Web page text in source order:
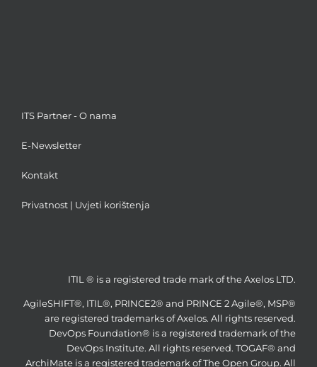
ITS Partner - O nama
E-Newsletter
Kontakt
Privatnost | Uvjeti korištenja
ITIL ® is a registered trade mark of the Axelos LTD.
AgileSHIFT®, ITIL®, PRINCE2® and PRINCE 2 Agile®, MSP®
are registered trademarks of Axelos. All rights reserved.
DevOps Foundation® is a registered trademark of the
DevOps Institute. All rights reserved. TOGAF® and
ArchiMate is a registered trademark of The Open Group. All